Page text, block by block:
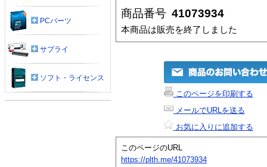
商品番号 41073934
本商品は販売を終了しました
このページを印刷する
メールでURLを送る
お気に入りに追加する
このページのURL
https://plth.me/41073934
PCパーツ
サプライ
ソフト・ライセンス